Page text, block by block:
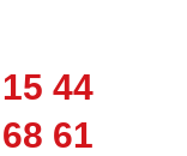
44
61